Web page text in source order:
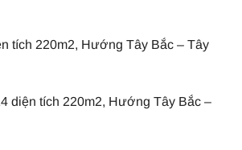
tích 220m2, Hướng Tây Bắc – Tây
diện tích 220m2, Hướng Tây Bắc –